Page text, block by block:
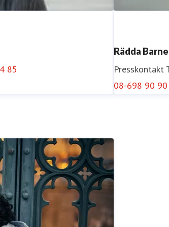
0723-57 67 56
85
Rädda
Presskontakt
08-698 90 90